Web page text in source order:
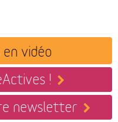
vidéo
!
newsletter